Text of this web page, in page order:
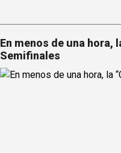
En menos de una hora,
Semifinales